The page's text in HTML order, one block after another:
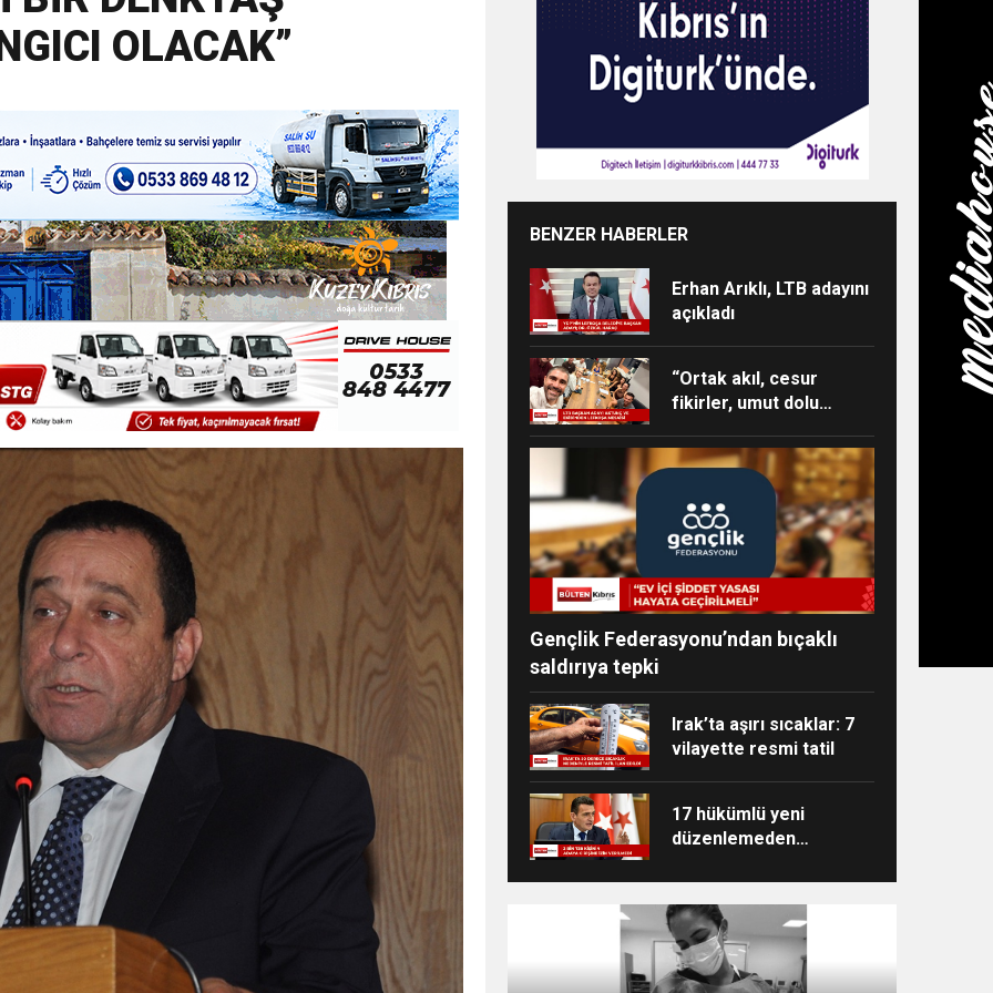
ÖNGÖRÜMÜZ YÜZDE 7.5 İLE 8.5 ARASINDA
sergi açılışında fenalaşarak hastaneye kaldırıldı
OLACAK”
BENZER HABERLER
Erhan Arıklı, LTB adayını
açıkladı
“Ortak akıl, cesur
fikirler, umut dolu
dolu bir ekip”
Gençlik Federasyonu’ndan bıçaklı
saldırıya tepki
Irak’ta aşırı sıcaklar: 7
vilayette resmi tatil
17 hükümlü yeni
düzenlemeden